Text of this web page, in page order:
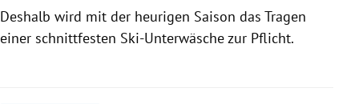
Deshalb wird mit der heurigen Saison das Tragen
einer schnittfesten Ski-Unterwäsche zur Pflicht.